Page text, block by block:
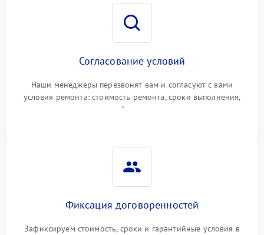
Согласование условий
Наши менеджеры перезвонят вам и согласуют с вами
условия ремонта: стоимость ремонта, сроки выполнения,
гарантийные условия
Фиксация договоренностей
Зафиксируем стоимость, сроки и гарантийные условия в